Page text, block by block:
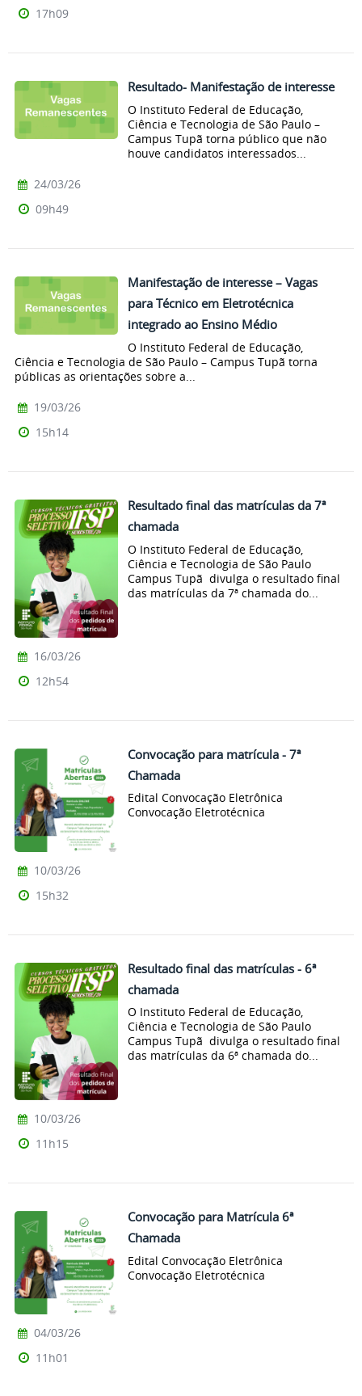
17h09
Resultado- Manifestação de interesse
O Instituto Federal de Educação,
Ciência e Tecnologia de São Paulo –
Campus Tupã torna público que não
houve candidatos interessados...
24/03/26
09h49
Manifestação de interesse – Vagas
para Técnico em Eletrotécnica
integrado ao Ensino Médio
O Instituto Federal de Educação,
Ciência e Tecnologia de São Paulo – Campus Tupã torna
públicas as orientações sobre a...
19/03/26
15h14
Resultado final das matrículas da 7ª
chamada
O Instituto Federal de Educação,
Ciência e Tecnologia de São Paulo
Campus Tupã divulga o resultado final
das matrículas da 7ª chamada do...
16/03/26
12h54
Convocação para matrícula - 7ª
Chamada
Edital Convocação Eletrônica
Convocação Eletrotécnica
10/03/26
15h32
Resultado final das matrículas - 6ª
chamada
O Instituto Federal de Educação,
Ciência e Tecnologia de São Paulo
Campus Tupã divulga o resultado final
das matrículas da 6ª chamada do...
10/03/26
11h15
Convocação para Matrícula 6ª
Chamada
Edital Convocação Eletrônica
Convocação Eletrotécnica
04/03/26
11h01